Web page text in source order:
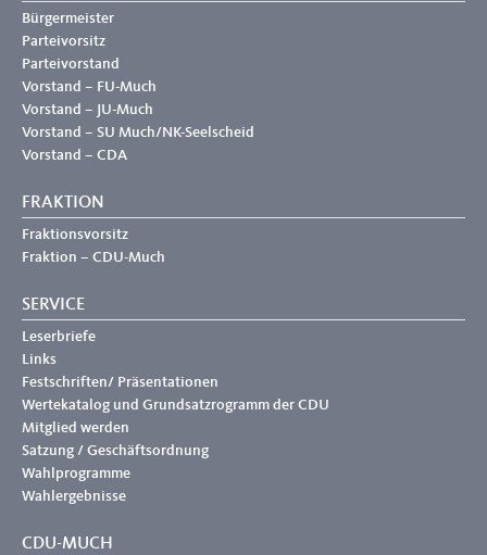
Bürgermeister
Parteivorsitz
Parteivorstand
Vorstand – FU-Much
Vorstand – JU-Much
Vorstand – SU Much/NK-Seelscheid
Vorstand – CDA
FRAKTION
Fraktionsvorsitz
Fraktion – CDU-Much
SERVICE
Leserbriefe
Links
Festschriften/ Präsentationen
Wertekatalog und Grundsatzrogramm der CDU
Mitglied werden
Satzung / Geschäftsordnung
Wahlprogramme
Wahlergebnisse
CDU-MUCH